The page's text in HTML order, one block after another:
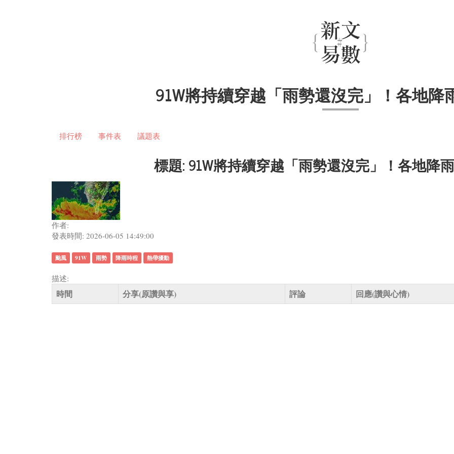
91W將持續穿越「雨勢還沒完」！各地降
排行榜 事件表 議題表
標題: 91W將持續穿越「雨勢還沒完」！各地降
作者:
發表時間: 2026-06-05 14:49:00
颱風 91W 雨勢 降雨時程 熱帶擾動
描述:
時間 分享(原讚與享) 評論 回應(讚與心情)